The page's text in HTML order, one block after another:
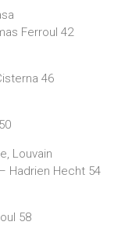
Ferroul 42
46
Louvain
Hadrien Hecht 54
58